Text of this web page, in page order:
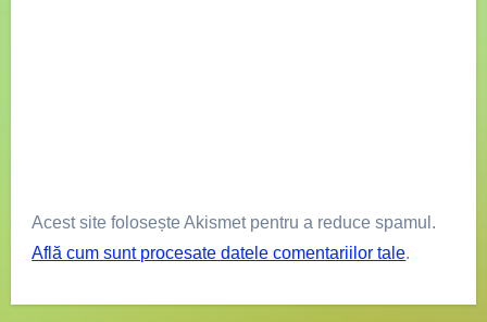
Acest site folosește Akismet pentru a reduce spamul.
Află cum sunt procesate datele comentariilor tale.